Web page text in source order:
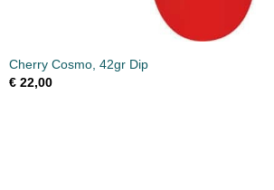
Cherry Cosmo, 42gr Dip
€ 22,00